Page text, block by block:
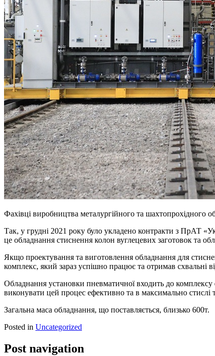
Фахівці виробництва металургійного та
Так, у грудні 2021 року було укладено контракти з ПрАТ
це обладнання стиснення колон вуглецевих заготовок та
Якщо проектування та виготовлення обладнання для
комплекс, який зараз успішно працює та отримав схвальні
Обладнання установки пневматичної входить до комплексу
виконувати цей процес ефективно та в максимально стислі
Загальна маса обладнання, що поставляється, близько 600т.
Posted in Uncategorized
Post navigation